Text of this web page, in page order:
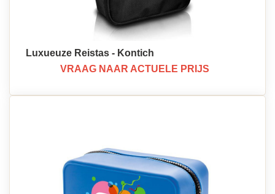
Luxueuze Reistas - Kontich
VRAAG NAAR ACTUELE PRIJS